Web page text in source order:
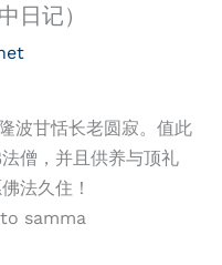
日记）
波甘恬长老圆寂。值此
僧，并且供养与顶礼
法久住！
samma